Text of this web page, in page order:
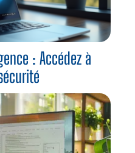
: Accédez à